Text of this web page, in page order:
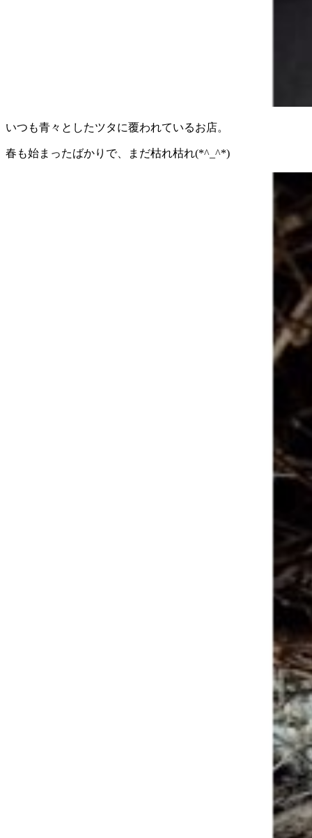
いつも青々としたツタに覆われているお店。
春も始まったばかりで、まだ枯れ枯れ(*^_^*)